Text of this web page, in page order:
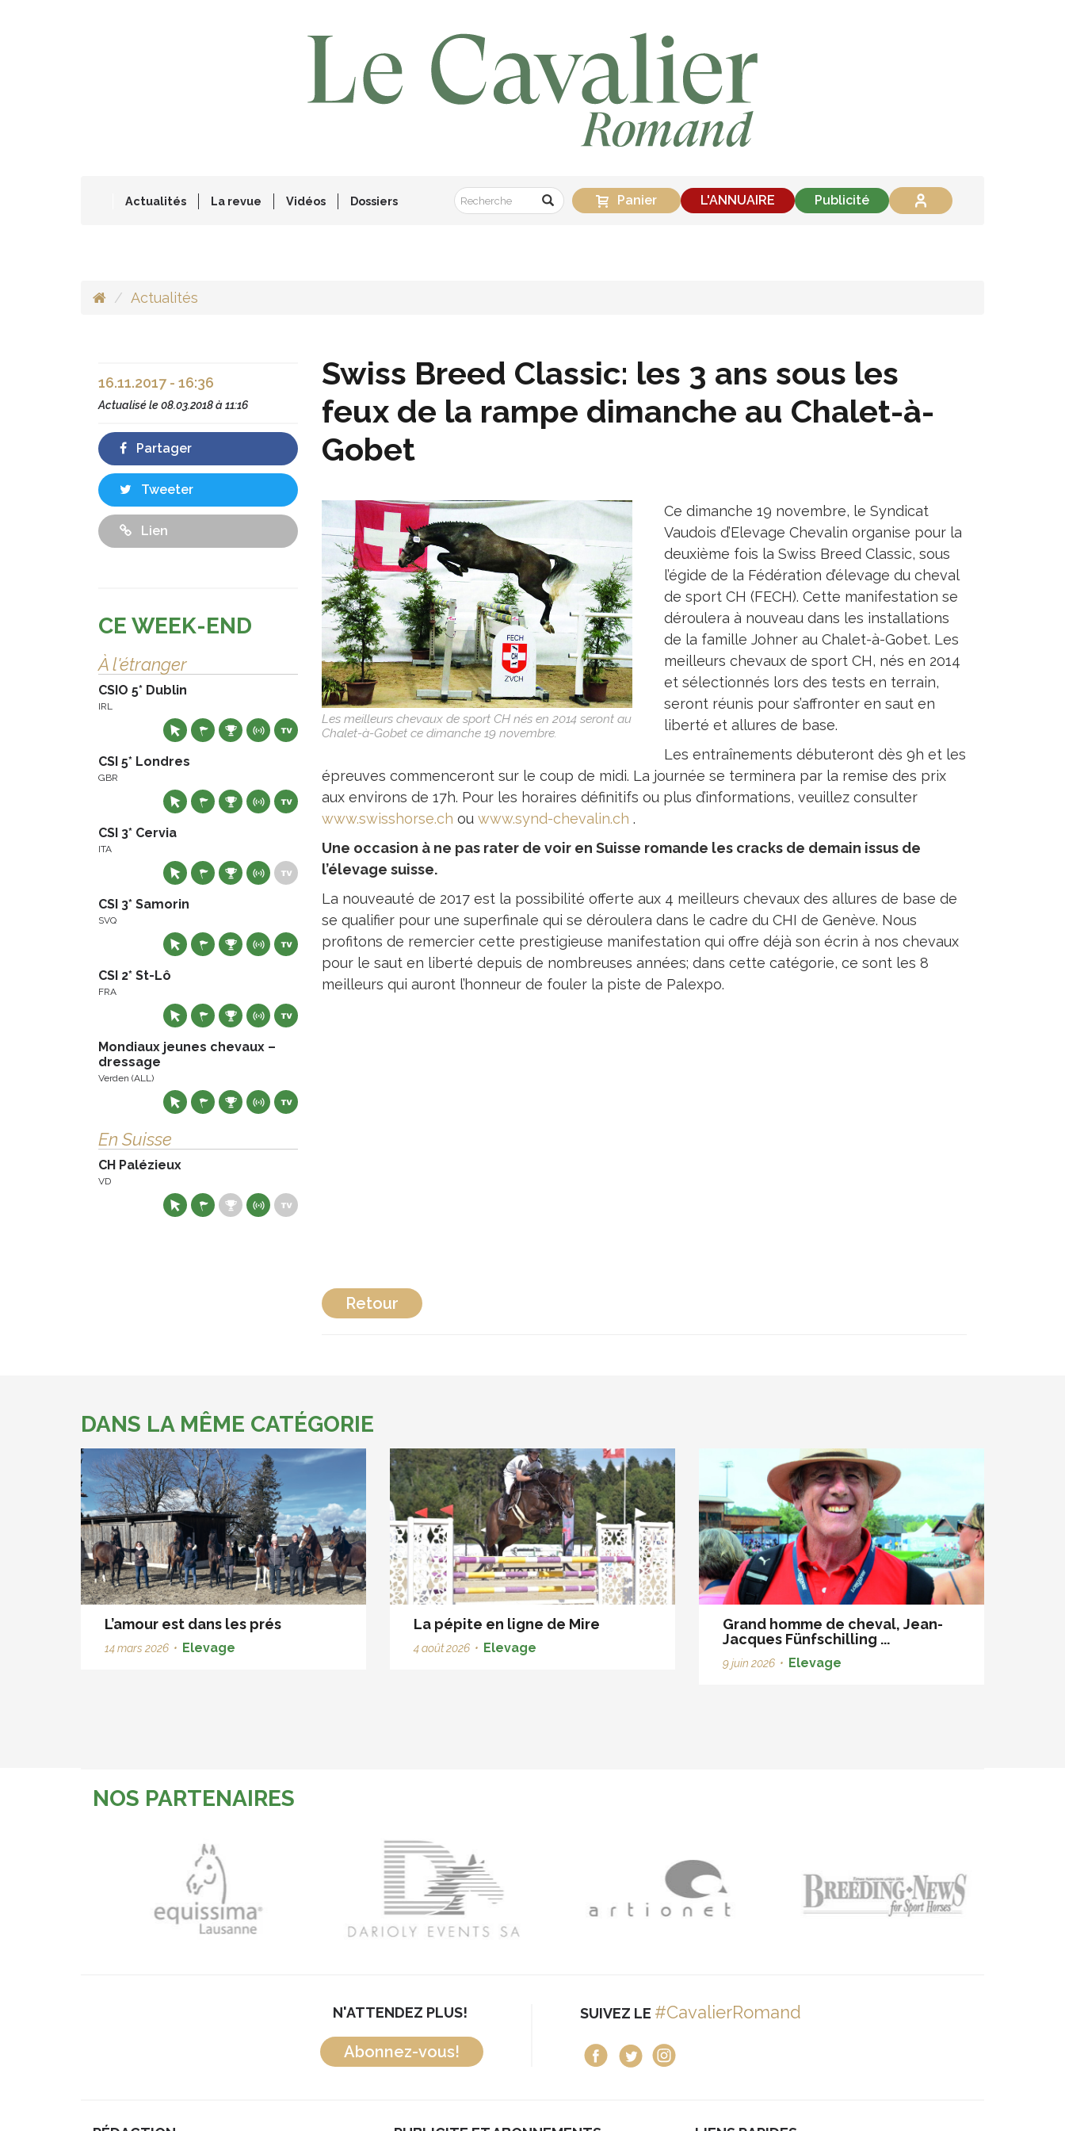
Actualités La revue Vidéos Dossiers Panier L'ANNUAIRE Publicité
Actualités
Swiss Breed Classic: les 3 ans sous les
feux de la rampe dimanche au Chalet-à-
Gobet
Les meilleurs chevaux de sport CH nés en 2014 seront au
Chalet-à-Gobet ce dimanche 19 novembre.
Ce dimanche 19 novembre, le Syndicat
Vaudois d’Elevage Chevalin organise pour la
deuxième fois la Swiss Breed Classic, sous
l’égide de la Fédération d’élevage du cheval
de sport CH (FECH). Cette manifestation se
déroulera à nouveau dans les installations
de la famille Johner au Chalet-à-Gobet. Les
meilleurs chevaux de sport CH, nés en 2014
et sélectionnés lors des tests en terrain,
seront réunis pour s’affronter en saut en
liberté et allures de base.
Les entraînements débuteront dès 9h et les
épreuves commenceront sur le coup de midi. La journée se terminera par la remise des prix
aux environs de 17h. Pour les horaires définitifs ou plus d’informations, veuillez consulter
www.swisshorse.ch ou www.synd-chevalin.ch .
Une occasion à ne pas rater de voir en Suisse romande les cracks de demain issus de
l’élevage suisse.
La nouveauté de 2017 est la possibilité offerte aux 4 meilleurs chevaux des allures de base de
se qualifier pour une superfinale qui se déroulera dans le cadre du CHI de Genève. Nous
profitons de remercier cette prestigieuse manifestation qui offre déjà son écrin à nos chevaux
pour le saut en liberté depuis de nombreuses années; dans cette catégorie, ce sont les 8
meilleurs qui auront l’honneur de fouler la piste de Palexpo.
Retour
16.11.2017 - 16:36
Actualisé le08.03.2018 à 11:16
Partager
Tweeter
Lien
CE WEEK-END
À l'étranger
CSIO 5* Dublin
IRL
CSI 5* Londres
GBR
CSI 3* Cervia
ITA
CSI 3* Samorin
SVQ
CSI 2* St-Lô
FRA
Mondiaux jeunes chevaux –
dressage
Verden (ALL)
En Suisse
CH Palézieux
VD
DANS LA MÊME CATÉGORIE
L’amour est dans les prés
14 mars 2026 • Elevage
La pépite en ligne de Mire
4 août 2026 • Elevage
Grand homme de cheval, Jean-
Jacques Fünfschilling ...
9 juin 2026 • Elevage
NOS PARTENAIRES
N'ATTENDEZ PLUS!
Abonnez-vous!
SUIVEZ LE #CavalierRomand